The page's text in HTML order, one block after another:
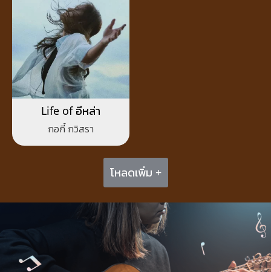
Life of อีหล่า
กอกี้ กวิสรา
โหลดเพิ่ม +